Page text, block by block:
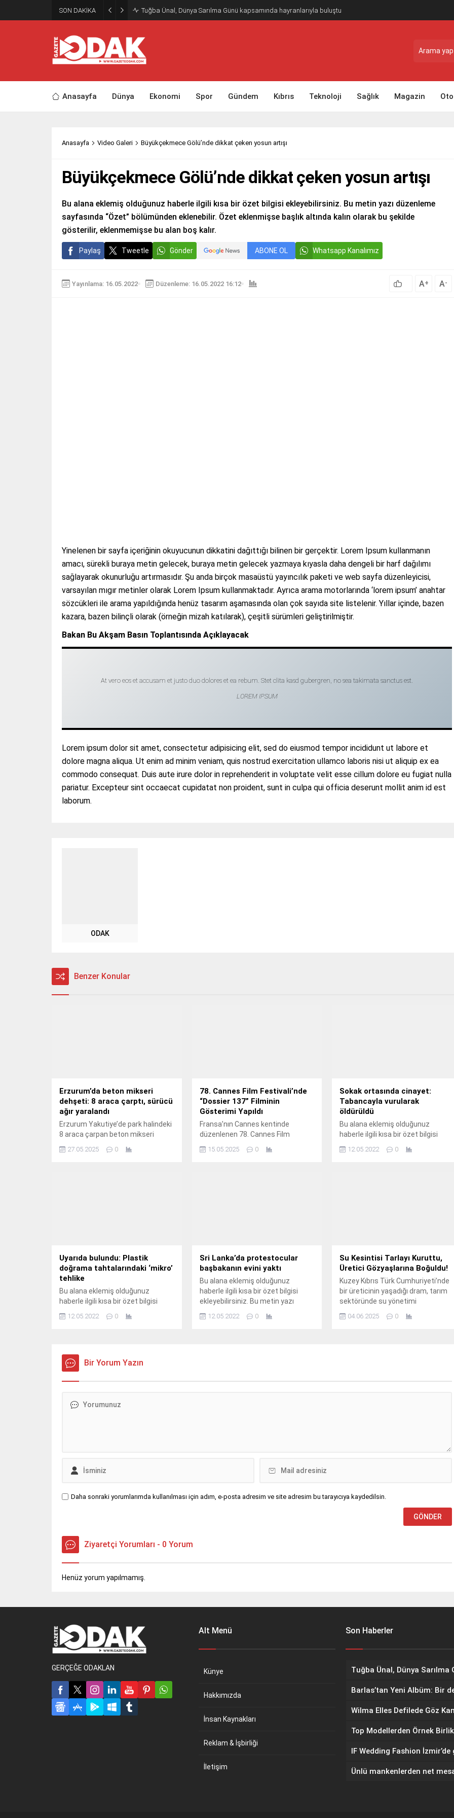
SON DAKİKA Tuğba Ünal, Dünya Sarılma Günü kapsamında hayranlarıyla buluştu
Anasayfa Dünya Ekonomi Spor Gündem Kıbrıs Teknoloji Sağlık Magazin
Anasayfa Video Galeri Büyükçekmece Gölü’nde dikkat çeken yosun artışı
Büyükçekmece Gölü’nde dikkat çeken yosun artışı
Bu alana eklemiş olduğunuz haberle ilgili kısa bir özet bilgisi ekleyebilirsiniz. Bu metin yazı düzenleme
sayfasında “Özet” bölümünden eklenebilir. Özet eklenmişse başlık altında kalın olarak bu şekilde
gösterilir, eklenmemişse bu alan boş kalır.
Paylaş Tweetle Gönder ABONE OL Whatsapp Kanalımız
Yayınlama: 16.05.2022 Düzenleme: 16.05.2022 16:12 A+ A-
Yinelenen bir sayfa içeriğinin okuyucunun dikkatini dağıttığı bilinen bir gerçektir. Lorem Ipsum kullanmanın
amacı, sürekli buraya metin gelecek, buraya metin gelecek yazmaya kıyasla daha dengeli bir harf dağılımı
sağlayarak okunurluğu artırmasıdır. Şu anda birçok masaüstü yayıncılık paketi ve web sayfa düzenleyicisi,
varsayılan mıgır metinler olarak Lorem Ipsum kullanmaktadır. Ayrıca arama motorlarında ‘lorem ipsum’ anahtar
sözcükleri ile arama yapıldığında henüz tasarım aşamasında olan çok sayıda site listelenir. Yıllar içinde, bazen
kazara, bazen bilinçli olarak (örneğin mizah katılarak), çeşitli sürümleri geliştirilmiştir.
Bakan Bu Akşam Basın Toplantısında Açıklayacak
At vero eos et accusam et justo duo dolores et ea rebum. Stet clita kasd gubergren, no sea takimata sanctus est.
LOREM IPSUM
Lorem ipsum dolor sit amet, consectetur adipisicing elit, sed do eiusmod tempor incididunt ut labore et
dolore magna aliqua. Ut enim ad minim veniam, quis nostrud exercitation ullamco laboris nisi ut aliquip ex ea
commodo consequat. Duis aute irure dolor in reprehenderit in voluptate velit esse cillum dolore eu fugiat nulla
pariatur. Excepteur sint occaecat cupidatat non proident, sunt in culpa qui officia deserunt mollit anim id est
laborum.
ODAK
Benzer Konular
Erzurum’da beton mikseri
dehşeti: 8 araca çarptı, sürücü
ağır yaralandı
Erzurum Yakutiye’de park halindeki
8 araca çarpan beton mikseri
yaralandı, araçlar kullanılamaz hale
27.05.2025 0
78. Cannes Film Festivali’nde
“Dossier 137” Filminin
Gösterimi Yapıldı
Fransa’nın Cannes kentinde
düzenlenen 78. Cannes Film
“Dossier 137” filminin gösterimi
15.05.2025 0
Sokak ortasında cinayet:
Tabancayla vurularak
öldürüldü
Bu alana eklemiş olduğunuz
haberle ilgili kısa bir özet bilgisi
düzenleme sayfasında "Özet"
12.05.2022 0
Uyarıda bulundu: Plastik
doğrama tahtalarındaki ‘mikro’
tehlike
Bu alana eklemiş olduğunuz
haberle ilgili kısa bir özet bilgisi
ekleyebilirsiniz. Bu metin yazı
düzenleme sayfasında "Özet"
eklenmemişse bu alan boş kalır.
12.05.2022 0
Sri Lanka’da protestocular
başbakanın evini yaktı
Bu alana eklemiş olduğunuz
haberle ilgili kısa bir özet bilgisi
ekleyebilirsiniz. Bu metin yazı
düzenleme sayfasında "Özet"
bölümünden eklenebilir. Özet
12.05.2022 0
Su Kesintisi Tarlayı Kuruttu,
Üretici Gözyaşlarına Boğuldu!
Kuzey Kıbrıs Türk Cumhuriyeti’nde
bir üreticinin yaşadığı dram, tarım
sektöründe su yönetimi
konusundaki krizleri bir kez daha
gözler önüne serdi. Tarım
alan üretici, gözyaşları içinde isyan
04.06.2025 0
Bir Yorum Yazın
Daha sonraki yorumlarımda kullanılması için adım, e-posta adresim ve site adresim bu tarayıcıya kaydedilsin.
Ziyaretçi Yorumları - 0 Yorum
Henüz yorum yapılmamış.
GERÇEĞE ODAKLAN
Alt Menü
Künye
Hakkımızda
İnsan Kaynakları
Reklam & İşbirliği
İletişim
Son Haberler
Barlas’tan Yeni Albüm: Bir
Top Modellerden Örnek